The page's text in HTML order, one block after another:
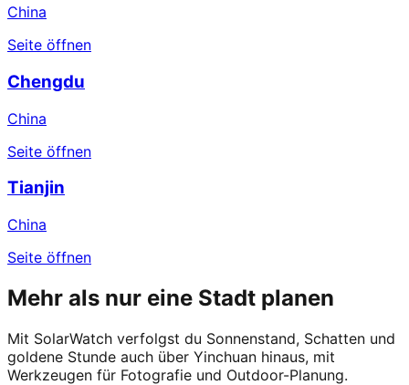
China
Seite öffnen
Chengdu
China
Seite öffnen
Tianjin
China
Seite öffnen
Mehr als nur eine Stadt planen
Mit SolarWatch verfolgst du Sonnenstand, Schatten und
goldene Stunde auch über Yinchuan hinaus, mit
Werkzeugen für Fotografie und Outdoor-Planung.